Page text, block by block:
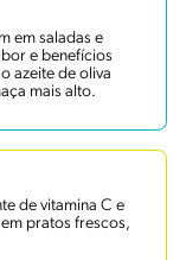
em saladas e
e benefícios
azeite de oliva
mais alto.
de vitamina C e
pratos frescos,